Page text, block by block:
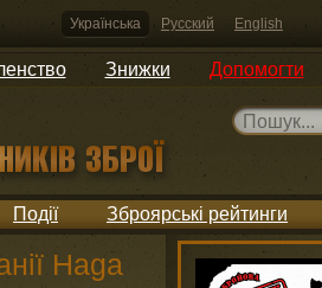
Українська Русский English
Знижки Допомогти
Події Зброярські рейтинги
Haga